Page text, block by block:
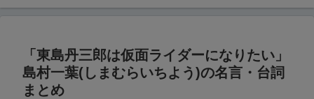
「東島丹三郎は仮面ライダーになりたい」
島村一葉(しまむらいちよう)の名言・台詞
まとめ